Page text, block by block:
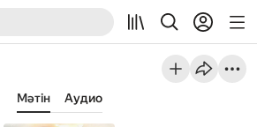
Мәтін Аудио